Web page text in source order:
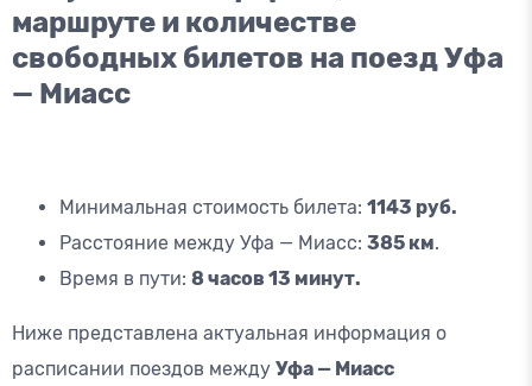
маршруте и количестве
свободных билетов на поезд Уфа
— Миасс
Минимальная стоимость билета: 1143 руб.
Расстояние между Уфа — Миасс: 385 км.
Время в пути: 8 часов 13 минут.
Ниже представлена актуальная информация о
расписании поездов между Уфа — Миасс